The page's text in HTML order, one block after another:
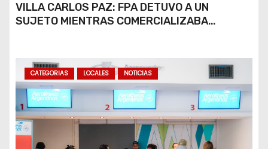
VILLA CARLOS PAZ: FPA DETUVO A UN
SUJETO MIENTRAS COMERCIALIZABA
CATEGORIAS LOCALES NOTICIAS